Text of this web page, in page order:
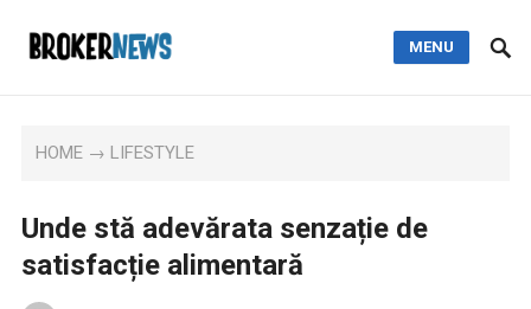
MENU
HOME →LIFESTYLE
Unde stă adevărata senzație de
satisfacție alimentară